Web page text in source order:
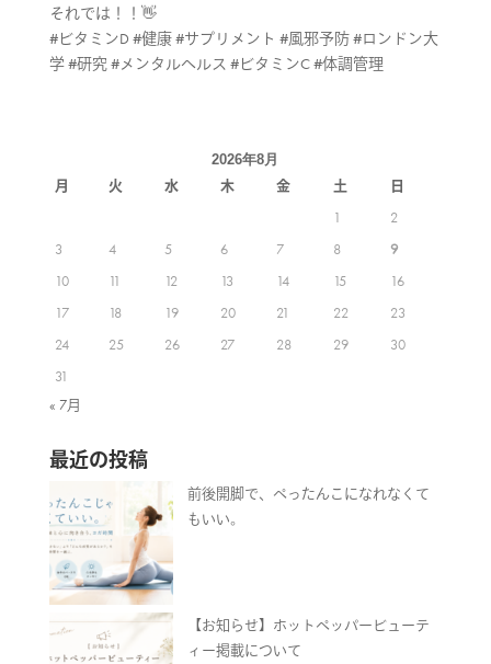
それでは！！👋
#ビタミンD #健康 #サプリメント #風邪予防 #ロンドン大
学 #研究 #メンタルヘルス #ビタミンC #体調管理
2026年8月
月 火 水 木 金 土
日
1
2
3
4 5 6 7 8
9
10
11 12 13 14 15
16
17
18 19 20 21 22
23
24
25 26 27 28 29
30
31
« 7月
最近の投稿
前後開脚で、ぺったんこになれなくて
もいい。
【お知らせ】ホットペッパービューテ
ィー掲載について